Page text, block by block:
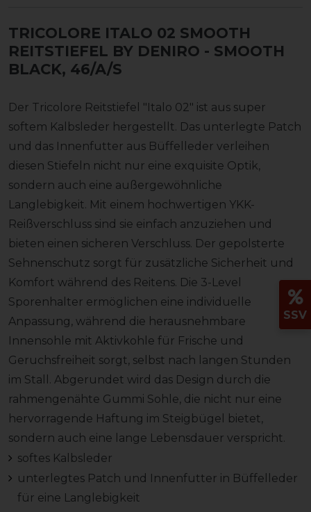
TRICOLORE ITALO 02 SMOOTH
REITSTIEFEL BY DENIRO - SMOOTH
BLACK, 46/A/S
Der Tricolore Reitstiefel "Italo 02" ist aus super
softem Kalbsleder hergestellt. Das unterlegte Patch
und das Innenfutter aus Büffelleder verleihen
diesen Stiefeln nicht nur eine exquisite Optik,
sondern auch eine außergewöhnliche
Langlebigkeit. Mit einem hochwertigen YKK-
Reißverschluss sind sie einfach anzuziehen und
bieten einen sicheren Verschluss. Der gepolsterte
Sehnenschutz sorgt für zusätzliche Sicherheit und
Komfort während des Reitens. Die 3-Level
Sporenhalter ermöglichen eine individuelle
Anpassung, während die herausnehmbare
Innensohle mit Aktivkohle für Frische und
Geruchsfreiheit sorgt, selbst nach langen Stunden
im Stall. Abgerundet wird das Design durch die
rahmengenähte Gummi Sohle, die nicht nur eine
hervorragende Haftung im Steigbügel bietet,
sondern auch eine lange Lebensdauer verspricht.
softes Kalbsleder
unterlegtes Patch und Innenfutter in Büffelleder
für eine Langlebigkeit
SSV